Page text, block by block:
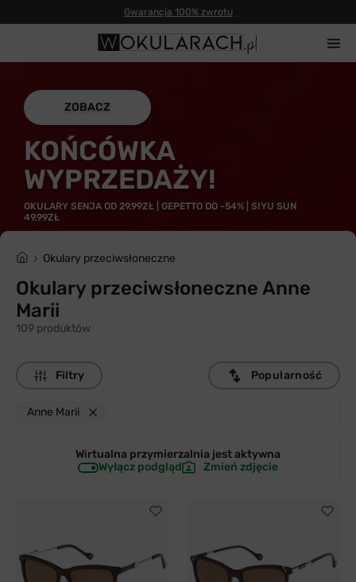
Gwarancja 100% zwrotu
ZOBACZ
KOŃCÓWKA
WYPRZEDAŻY!
OKULARY SENJA OD 29,99ZŁ | GEPETTO DO -54% | SIYU SUN
49,99ZŁ
Okulary przeciwsłoneczne
Okulary przeciwsłoneczne Anne
Marii
109 produktów
Filtry
Anne Marii
Popularność
Wirtualna przymierzalnia jestaktywna
Wyłącz podgląd
Zmień zdjęcie